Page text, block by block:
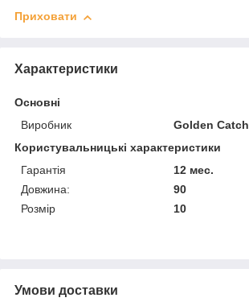
Приховати
Характеристики
Основні
Виробник
Golden Catch
Користувальницькі характеристики
Гарантія
12 мес.
Довжина:
90
Розмір
10
Умови доставки